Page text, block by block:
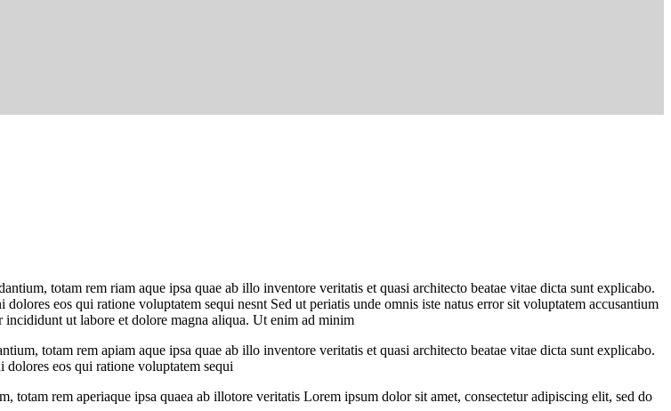
totam rem riam aque ipsa quae ab illo inventore veritatis et quasi architecto beatae vitae dicta sunt explicabo.
eos qui ratione voluptatem sequi nesnt Sed ut periatis unde omnis iste natus error sit voluptatem accusantium
incididunt ut labore et dolore magna aliqua. Ut enim ad minim
totam rem apiam aque ipsa quae ab illo inventore veritatis et quasi architecto beatae vitae dicta sunt explicabo.
eos qui ratione voluptatem sequi
totam rem aperiaque ipsa quaea ab illotore veritatis Lorem ipsum dolor sit amet, consectetur adipiscing elit, sed do